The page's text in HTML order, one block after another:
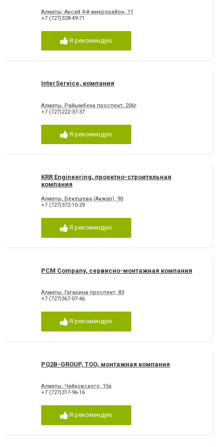
Алматы, Аксай 4-й микрорайон, 11
+7 (727)328-49-71
Я рекомендую
InterService, компания
Алматы, Райымбека проспект, 206г
+7 (727)222-37-37
Я рекомендую
KRR Engineering, проектно-строительная
компания
Алматы, Бекешева (Акжар), 90
+7 (727)372-10-29
Я рекомендую
PCM Company, сервисно-монтажная компания
Алматы, Гагарина проспект, 83
+7 (727)367-07-46
Я рекомендую
PQ2B-GROUP, ТОО, монтажная компания
Алматы, Чайковского, 15а
+7 (727)317-96-16
Я рекомендую